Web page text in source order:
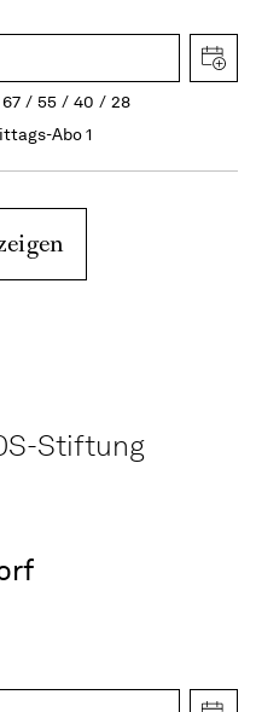
67 55 40
28
Abo 1
Stiftung